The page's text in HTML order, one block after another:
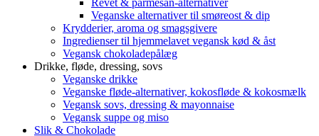
Revet & parmesan-alternativer
Veganske alternativer til smøreost & dip
Krydderier, aroma og smagsgivere
Ingredienser til hjemmelavet vegansk kød & åst
Vegansk chokoladepålæg
Drikke, fløde, dressing, sovs
Veganske drikke
Veganske fløde-alternativer, kokosfløde & kokosmælk
Vegansk sovs, dressing & mayonnaise
Vegansk suppe og miso
Slik & Chokolade